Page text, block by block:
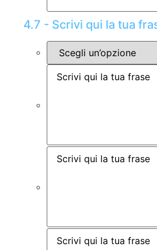
4.7 - Scrivi qui la tua